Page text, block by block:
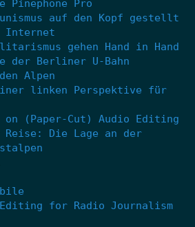
Pro
auf den Kopf gestellt
Internet
gehen Hand in Hand
der Berliner U-Bahn
Alpen
linken Perspektive für
on (Paper-Cut) Audio Editing
Reise: Die Lage an der
for Radio Journalism